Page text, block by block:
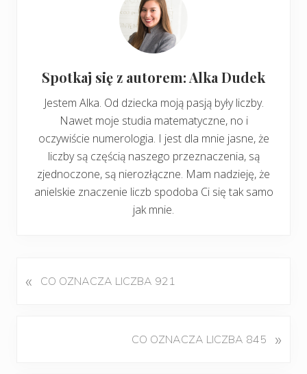
Spotkaj się z autorem: Alka Dudek
Jestem Alka. Od dziecka moją pasją były liczby.
Nawet moje studia matematyczne, no i
oczywiście numerologia. I jest dla mnie jasne, że
liczby są częścią naszego przeznaczenia, są
zjednoczone, są nierozłączne. Mam nadzieję, że
anielskie znaczenie liczb spodoba Ci się tak samo
jak mnie.
P
« CO OZNACZA LICZBA 921
CO OZNACZA LICZBA 845 »